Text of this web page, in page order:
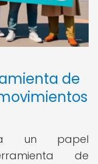
de
un papel
de